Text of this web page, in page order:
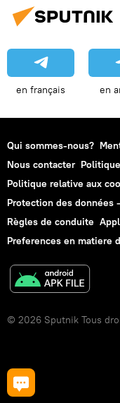
en français en
Qui sommes-nous?
Nous contacter
Politique relative aux
Protection des données
Règles de conduite
Preferences en matiere
© 2026 Sputnik Tous